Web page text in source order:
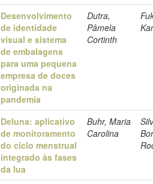
Desenvolvimento
de identidade
visual e sistema
de embalagens
para uma pequena
empresa de doces
originada na
pandemia
Dutra,
Pâmela
Cortinth
Deluna: aplicativo
de monitoramento
do ciclo menstrual
integrado às fases
da lua
Buhr, Maria
Carolina